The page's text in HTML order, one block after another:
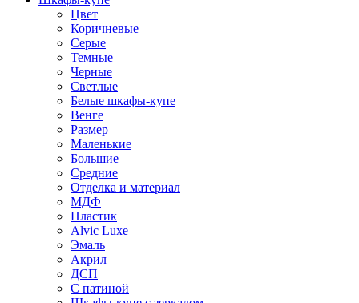
Цвет
Коричневые
Серые
Темные
Черные
Светлые
Белые шкафы-купе
Венге
Размер
Маленькие
Большие
Средние
Отделка и материал
МДФ
Пластик
Alvic Luxe
Эмаль
Акрил
ДСП
С патиной